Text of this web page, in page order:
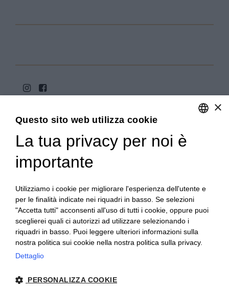
Copyright 2020© Regali Digusto è un marchio di Olio
10022 Carmagnola (TO) - PIVA 07980320019
Creato da:etinet.it
×
Questo sito web utilizza cookie
La tua privacy per noi è
importante
Utilizziamo i cookie per migliorare l'esperienza dell'utente e
per le finalità indicate nei riquadri in basso. Se selezioni
"Accetta tutti" acconsenti all'uso di tutti i cookie, oppure puoi
sceglierei quali ci autorizzi ad utilizzare selezionando i
riquadri in basso. Puoi leggere ulteriori informazioni sulla
nostra politica sui cookie nella nostra politica sulla privacy.
Dettaglio
PERSONALIZZA COOKIE